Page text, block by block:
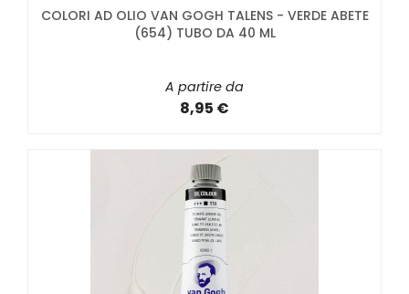
COLORI AD OLIO VAN GOGH TALENS - VERDE ABETE
(654) TUBO DA 40 ML
A partire da
8,95 €